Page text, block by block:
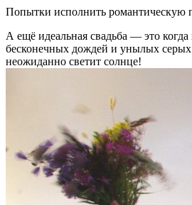
Попытки исполнить романтическую
А ещё идеальная свадьба — это когда
бесконечных дождей и унылых
неожиданно светит солнце!